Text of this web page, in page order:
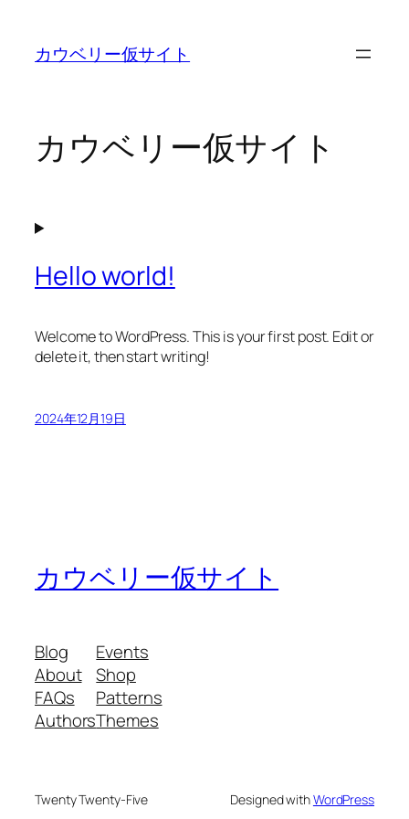
カウベリー仮サイト
カウベリー仮サイト
Hello world!
Welcome to WordPress. This is your first post. Edit or
delete it, then start writing!
2024年12月19日
カウベリー仮サイト
Blog
About
FAQs
Authors
Events
Shop
Patterns
Themes
Twenty Twenty-Five Designed withWordPress